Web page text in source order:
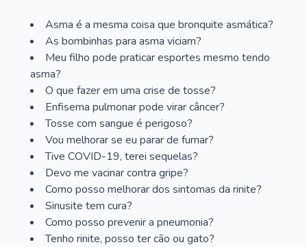
Asma é a mesma coisa que bronquite asmática?
As bombinhas para asma viciam?
Meu filho pode praticar esportes mesmo tendo
asma?
O que fazer em uma crise de tosse?
Enfisema pulmonar pode virar câncer?
Tosse com sangue é perigoso?
Vou melhorar se eu parar de fumar?
Tive COVID-19, terei sequelas?
Devo me vacinar contra gripe?
Como posso melhorar dos sintomas da rinite?
Sinusite tem cura?
Como posso prevenir a pneumonia?
Tenho rinite, posso ter cão ou gato?